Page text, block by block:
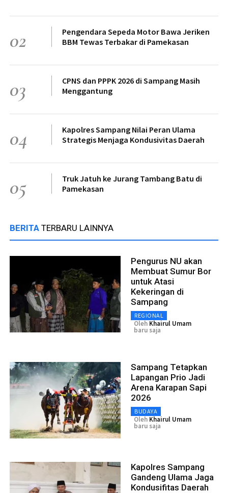
02
Pengendara Sepeda Motor Bawa Jeriken
BBM Tewas Terbakar di Pamekasan
03
CPNS dan PPPK 2026 di Sampang Masih
Menggantung
04
Kapolres Sampang Nilai Peran Ulama
Strategis Menjaga Kondusivitas Daerah
05
Truk Jatuh ke Jurang Tambang Batu di
Pamekasan
BERITA TERBARU LAINNYA
Pengurus NU akan
Membuat Sumur Bor
untuk Atasi
Kekeringan di
Sampang
REGIONAL
Oleh Khairul Umam
baru saja
Sampang Tetapkan
Lapangan Prio Jadi
Arena Karapan Sapi
2026
BUDAYA
Oleh Khairul Umam
baru saja
Kapolres Sampang
Gandeng Ulama Jaga
Kondusifitas Daerah